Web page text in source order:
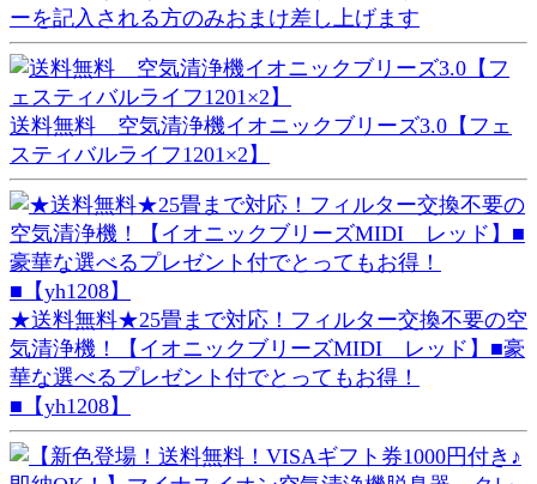
ーを記入される方のみおまけ差し上げます
送料無料 空気清浄機イオニックブリーズ3.0【フェ
スティバルライフ1201×2】
★送料無料★25畳まで対応！フィルター交換不要の空
気清浄機！【イオニックブリーズMIDI レッド】■豪
華な選べるプレゼント付でとってもお得！
■【yh1208】